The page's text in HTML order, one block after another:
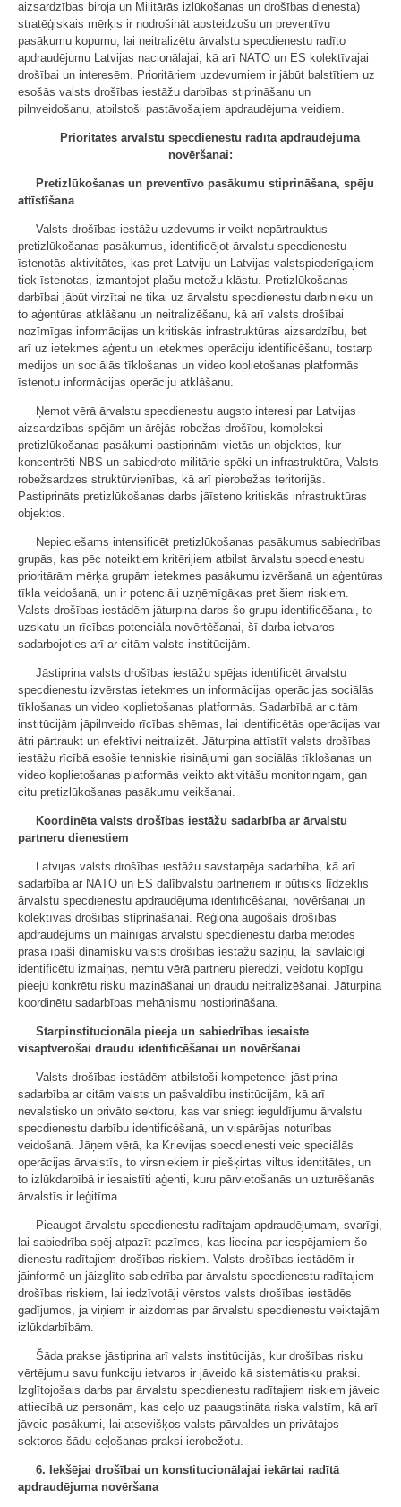
aizsardzības biroja un Militārās izlūkošanas un drošības dienesta)
stratēģiskais mērķis ir nodrošināt apsteidzošu un preventīvu
pasākumu kopumu, lai neitralizētu ārvalstu specdienestu radīto
apdraudējumu Latvijas nacionālajai, kā arī NATO un ES kolektīvajai
drošībai un interesēm. Prioritāriem uzdevumiem ir jābūt balstītiem uz
esošās valsts drošības iestāžu darbības stiprināšanu un
pilnveidošanu, atbilstoši pastāvošajiem apdraudējuma veidiem.
Prioritātes ārvalstu specdienestu radītā apdraudējuma
novēršanai:
Pretizlūkošanas un preventīvo pasākumu stiprināšana, spēju
attīstīšana
Valsts drošības iestāžu uzdevums ir veikt nepārtrauktus
pretizlūkošanas pasākumus, identificējot ārvalstu specdienestu
īstenotās aktivitātes, kas pret Latviju un Latvijas valstspiederīgajiem
tiek īstenotas, izmantojot plašu metožu klāstu. Pretizlūkošanas
darbībai jābūt virzītai ne tikai uz ārvalstu specdienestu darbinieku un
to aģentūras atklāšanu un neitralizēšanu, kā arī valsts drošībai
nozīmīgas informācijas un kritiskās infrastruktūras aizsardzību, bet
arī uz ietekmes aģentu un ietekmes operāciju identificēšanu, tostarp
medijos un sociālās tīklošanas un video koplietošanas platformās
īstenotu informācijas operāciju atklāšanu.
Ņemot vērā ārvalstu specdienestu augsto interesi par Latvijas
aizsardzības spējām un ārējās robežas drošību, kompleksi
pretizlūkošanas pasākumi pastiprināmi vietās un objektos, kur
koncentrēti NBS un sabiedroto militārie spēki un infrastruktūra, Valsts
robežsardzes struktūrvienības, kā arī pierobežas teritorijās.
Pastiprināts pretizlūkošanas darbs jāīsteno kritiskās infrastruktūras
objektos.
Nepieciešams intensificēt pretizlūkošanas pasākumus sabiedrības
grupās, kas pēc noteiktiem kritērijiem atbilst ārvalstu specdienestu
prioritārām mērķa grupām ietekmes pasākumu izvēršanā un aģentūras
tīkla veidošanā, un ir potenciāli uzņēmīgākas pret šiem riskiem.
Valsts drošības iestādēm jāturpina darbs šo grupu identificēšanai, to
uzskatu un rīcības potenciāla novērtēšanai, šī darba ietvaros
sadarbojoties arī ar citām valsts institūcijām.
Jāstiprina valsts drošības iestāžu spējas identificēt ārvalstu
specdienestu izvērstas ietekmes un informācijas operācijas sociālās
tīklošanas un video koplietošanas platformās. Sadarbībā ar citām
institūcijām jāpilnveido rīcības shēmas, lai identificētās operācijas var
ātri pārtraukt un efektīvi neitralizēt. Jāturpina attīstīt valsts drošības
iestāžu rīcībā esošie tehniskie risinājumi gan sociālās tīklošanas un
video koplietošanas platformās veikto aktivitāšu monitoringam, gan
citu pretizlūkošanas pasākumu veikšanai.
Koordinēta valsts drošības iestāžu sadarbība ar ārvalstu
partneru dienestiem
Latvijas valsts drošības iestāžu savstarpēja sadarbība, kā arī
sadarbība ar NATO un ES dalībvalstu partneriem ir būtisks līdzeklis
ārvalstu specdienestu apdraudējuma identificēšanai, novēršanai un
kolektīvās drošības stiprināšanai. Reģionā augošais drošības
apdraudējums un mainīgās ārvalstu specdienestu darba metodes
prasa īpaši dinamisku valsts drošības iestāžu saziņu, lai savlaicīgi
identificētu izmaiņas, ņemtu vērā partneru pieredzi, veidotu kopīgu
pieeju konkrētu risku mazināšanai un draudu neitralizēšanai. Jāturpina
koordinētu sadarbības mehānismu nostiprināšana.
Starpinstitucionāla pieeja un sabiedrības iesaiste
visaptverošai draudu identificēšanai un novēršanai
Valsts drošības iestādēm atbilstoši kompetencei jāstiprina
sadarbība ar citām valsts un pašvaldību institūcijām, kā arī
nevalstisko un privāto sektoru, kas var sniegt ieguldījumu ārvalstu
specdienestu darbību identificēšanā, un vispārējas noturības
veidošanā. Jāņem vērā, ka Krievijas specdienesti veic speciālās
operācijas ārvalstīs, to virsniekiem ir piešķirtas viltus identitātes, un
to izlūkdarbībā ir iesaistīti aģenti, kuru pārvietošanās un uzturēšanās
ārvalstīs ir leģitīma.
Pieaugot ārvalstu specdienestu radītajam apdraudējumam, svarīgi,
lai sabiedrība spēj atpazīt pazīmes, kas liecina par iespējamiem šo
dienestu radītajiem drošības riskiem. Valsts drošības iestādēm ir
jāinformē un jāizglīto sabiedrība par ārvalstu specdienestu radītajiem
drošības riskiem, lai iedzīvotāji vērstos valsts drošības iestādēs
gadījumos, ja viņiem ir aizdomas par ārvalstu specdienestu veiktajām
izlūkdarbībām.
Šāda prakse jāstiprina arī valsts institūcijās, kur drošības risku
vērtējumu savu funkciju ietvaros ir jāveido kā sistemātisku praksi.
Izglītojošais darbs par ārvalstu specdienestu radītajiem riskiem jāveic
attiecībā uz personām, kas ceļo uz paaugstināta riska valstīm, kā arī
jāveic pasākumi, lai atsevišķos valsts pārvaldes un privātajos
sektoros šādu ceļošanas praksi ierobežotu.
6. Iekšējai drošībai un konstitucionālajai iekārtai radītā
apdraudējuma novēršana